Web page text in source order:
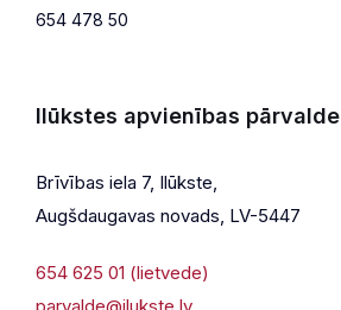
654 478 50
Ilūkstes apvienības pārvalde
Brīvības iela 7, Ilūkste,
Augšdaugavas novads, LV-5447
654 625 01 (lietvede)